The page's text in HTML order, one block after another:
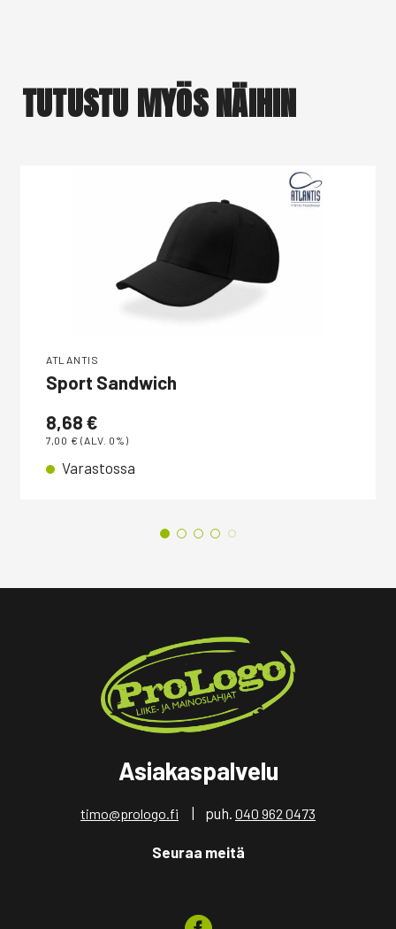
TUTUSTU MYÖS NÄIHIN
ATLANTIS
Sport Sandwich
8,68 €
7,00 € (ALV. 0%)
Varastossa
Asiakaspalvelu
timo@prologo.fi | puh. 040 962 0473
Seuraa meitä